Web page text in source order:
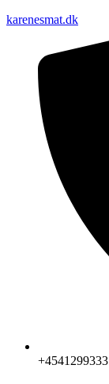
karenesmat.dk
+4541299333